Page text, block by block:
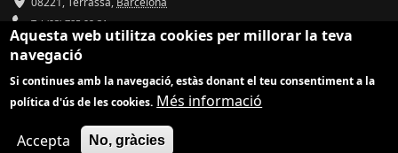
Tel (93) 785 92 31
info@amicsdelesarts-jjmm.cat
www.amicsdelesarts-jjmm.cat
Adaptació de
Aquesta web utilitza cookies per millorar la teva
navegació
Si continues amb la navegació, estàs donant el teu consentiment a la
política d'ús de les cookies. Més informació
Accepta No, gràcies